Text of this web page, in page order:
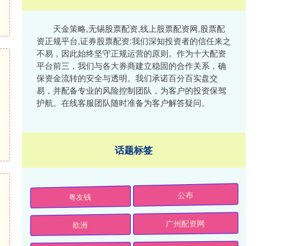
天金策略,无锡股票配资,线上股票配资网,股票配
资正规平台,证券股票配资:我们深知投资者的信任来之
不易，因此始终坚守正规运营的原则。作为十大配资
平台前三，我们与各大券商建立稳固的合作关系，确
保资金流转的安全与透明。我们承诺百分百实盘交
易，并配备专业的风险控制团队，为客户的投资保驾
护航。在线客服团队随时准备为客户解答疑问。
话题标签
粤友钱 公布
欧洲 广州配资网